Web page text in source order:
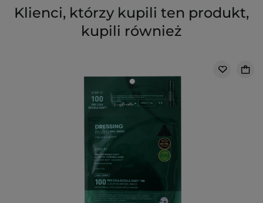
Klienci, którzy kupili ten produkt,
kupili również